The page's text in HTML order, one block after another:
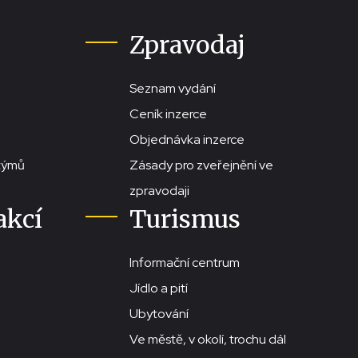
Zpravodaj
Seznam vydání
Ceník inzerce
Objednávka inzerce
Zásady pro zveřejnění ve
zpravodaji
Turismus
Informační centrum
Jídlo a pití
Ubytování
Ve městě, v okolí, trochu dál